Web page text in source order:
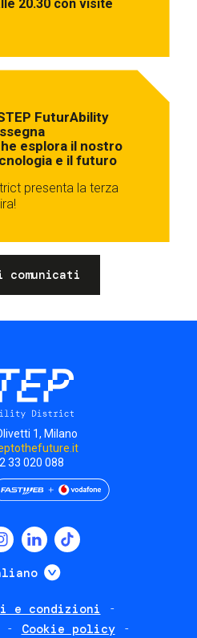
20.30 con visite
FuturAbility
esplora il nostro
e il futuro
presenta la terza
1, Milano
33 020 088
Mostra ulteriori
e condizioni
Cookie policy